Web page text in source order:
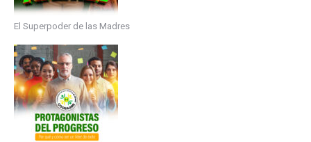
El Superpoder de las Madres